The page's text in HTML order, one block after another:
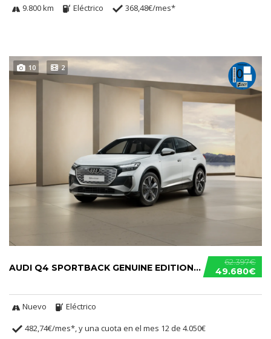
9.800 km Eléctrico 368,48€/mes*
10 2
62.397€
49.680€
AUDI Q4 SPORTBACK GENUINE EDITION 45 E-TRON
Nuevo
Eléctrico
482,74€/mes*, y una cuota en el mes 12 de 4.050€